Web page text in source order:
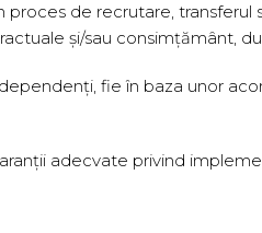
de recrutare, transferul
și/sau consimțământ,
fie în baza unor
adecvate privind